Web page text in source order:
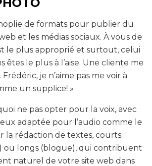
de formats pour publier du
et les médias sociaux. À vous de
le plus approprié et surtout, celui
êtes le plus à l’aise. Une cliente me
je n’aime pas me voir à
un supplice! »
ne pas opter pour la voix, avec
adaptée pour l’audio comme le
la rédaction de textes, courts
ou longs (blogue), qui contribuent
naturel de votre site web dans